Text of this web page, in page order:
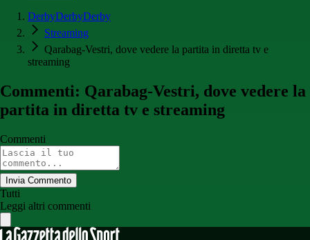
DerbyDerbyDerby
Streaming
Qarabag-Vestri, dove vedere la partita in diretta tv e
streaming
Commenti: Qarabag-Vestri, dove vedere la
partita in diretta tv e streaming
Commenti
Invia Commento
Tutti
Leggi altri commenti